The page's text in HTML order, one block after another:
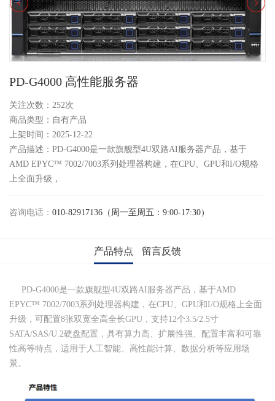
PD-G4000 高性能服务器
关注次数： 252次
商品类型：自有产品
上架时间：2025-12-22
产品描述：PD-G4000是一款旗舰型4U双路AI服务器产品，基于
AMD EPYC™ 7002/7003系列处理器构建，在CPU、GPU和I/O规格
上全面升级，
咨询电话： 010-82917136（周一至周五：9:00-17:30）
产品特点 留言反馈
PD-G4000是一款旗舰型4U双路AI服务器产品，基于AMD
EPYC™ 7002/7003系列处理器构建，在CPU、GPU和I/O规格上全面
升级，可配置8张双宽全高全长GPU，支持12个3.5/2.5寸
SATA/SAS/U.2硬盘配置，具有算力高、扩展性强、配置丰富和可靠
性高等特点，适用于人工智能、高性能计算、数据分析等应用场
景。